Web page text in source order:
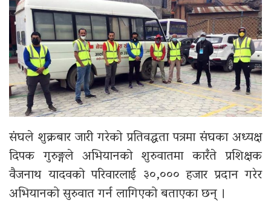
संघले शुक्रबार जारी गरेको प्रतिवद्धता पत्रमा संघका अध्यक्ष
दिपक गुरुङ्गले अभियानको शुरुवातमा कारँते प्रशिक्षक
वैजनाथ यादवको परिवारलाई ३०,००० हजार प्रदान गरेर
अभियानको सुरुवात गर्न लागिएको बताएका छन् ।